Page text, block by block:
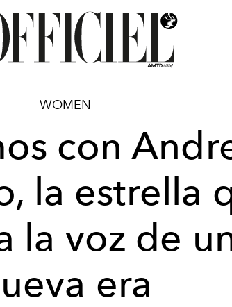
WOMEN
con
la estrella
la voz de
era